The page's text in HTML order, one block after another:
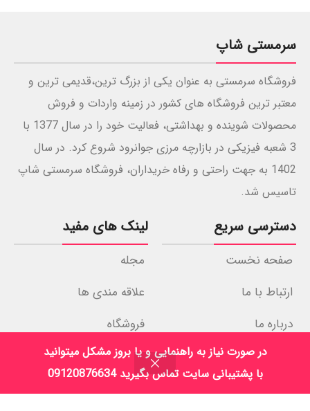
در صورت نیاز به راهنمایی و یا بروز مشکل میتوانید
با پشتیبانی سایت تماس بگیرید 09120876634
سرمستی شاپ
فروشگاه سرمستی به عنوان یکی از بزرگ ترین،قدیمی ترین و
معتبر ترین فروشگاه های کشور در زمینه واردات و فروش
محصولات شوینده و بهداشتی، فعالیت خود را در سال 1377 با
3 شعبه فیزیکی در بازارچه مرزی جوانرود شروع کرد. در سال
1402 به جهت راحتی و رفاه خریداران، فروشگاه سرمستی شاپ
تاسیس شد.
دسترسی سریع
صفحه نخست
ارتباط با ما
درباره ما
لینک های مفید
مجله
علاقه مندی ها
فروشگاه
نمادهای اعتماد
سبد خرید
حساب کاربری من